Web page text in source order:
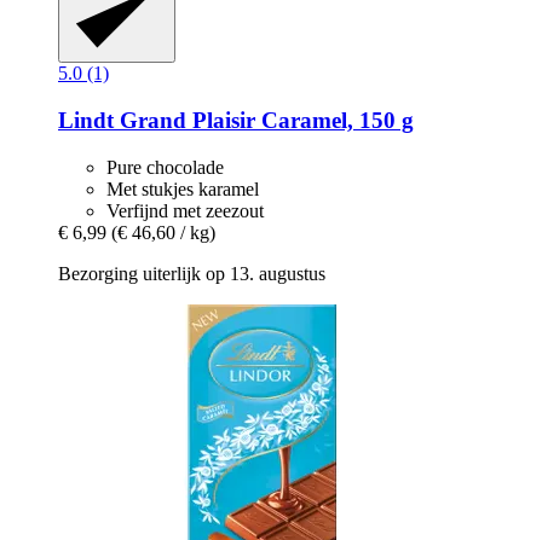
5.0 (1)
Lindt Grand Plaisir Caramel, 150 g
Pure chocolade
Met stukjes karamel
Verfijnd met zeezout
€ 6,99 (€ 46,60 / kg)
Bezorging uiterlijk op 13. augustus